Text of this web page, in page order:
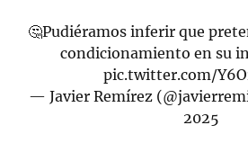
🤔Pudiéramos inferir que
condicionamiento en su
pic.twitter.com/
— Javier Remírez
2025